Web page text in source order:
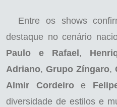
Entre os shows
destaque no cenário
Paulo e Rafael,
Adriano, Grupo Zíngaro,
Almir Cordeiroe
diversidade de estilos e